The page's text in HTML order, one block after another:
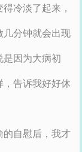
冷淡了起来，
几分钟就会出现
因为大病初
告诉我好好休
的自慰后，我才